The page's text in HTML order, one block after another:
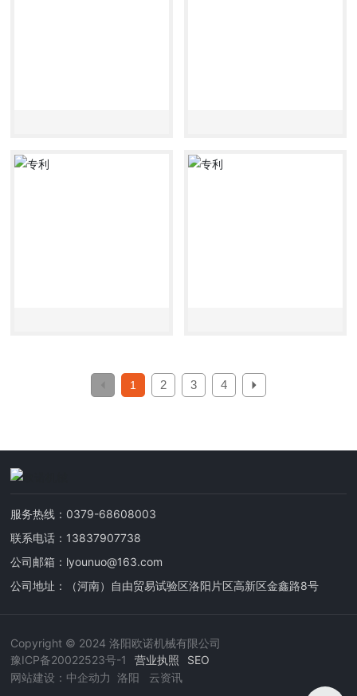
1 2 3 4
服务热线： 0379-68608003
联系电话： 13837907738
公司邮箱： lyounuo@163.com
公司地址：（河南）自由贸易试验区洛阳片区高新区金鑫路8号
Copyright © 2024 洛阳欧诺机械有限公司
豫ICP备20022523号-1
营业执照
SEO
网站建设：中企动力
洛阳 云资讯